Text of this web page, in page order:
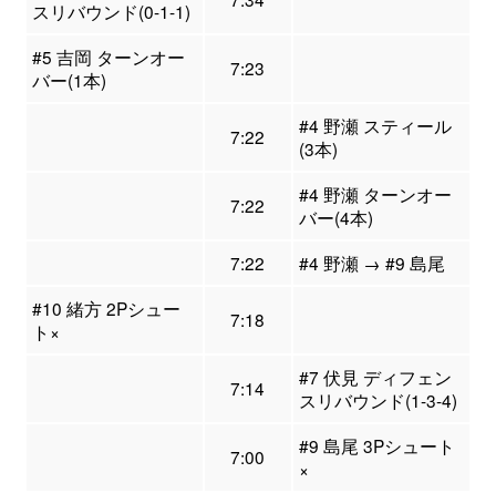
スリバウンド(0-1-1)
#5 吉岡 ターンオー
バー(1本)
7:23
7:22
#4 野瀬 スティール
(3本)
7:22
#4 野瀬 ターンオー
バー(4本)
7:22
#4 野瀬 → #9 島尾
#10 緒方 2Pシュー
ト×
7:18
7:14
#7 伏見 ディフェン
スリバウンド(1-3-4)
7:00
#9 島尾 3Pシュート
×